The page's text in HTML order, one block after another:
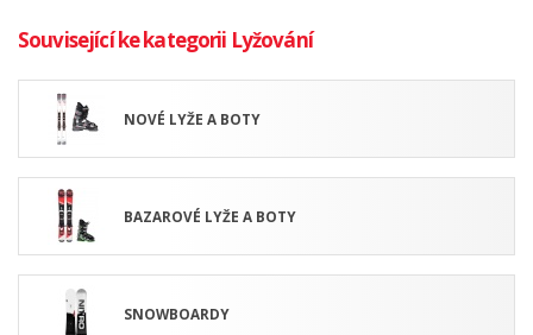
Související ke kategorii Lyžování
NOVÉ LYŽE A BOTY
BAZAROVÉ LYŽE A BOTY
SNOWBOARDY